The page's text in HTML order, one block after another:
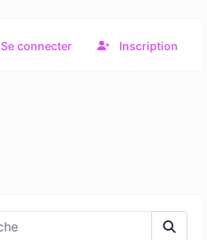
Se connecter Inscription